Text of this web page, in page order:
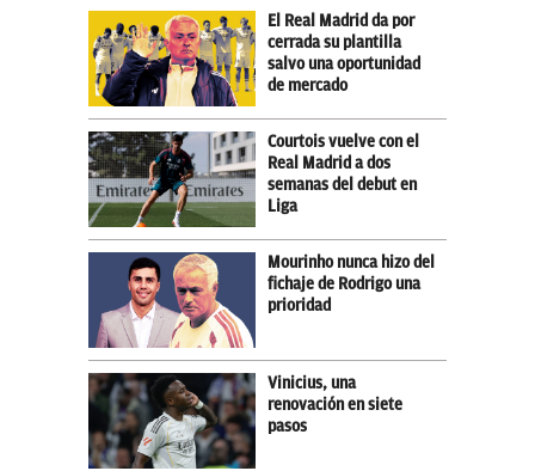
El Real Madrid da por
cerrada su plantilla
salvo una oportunidad
de mercado
Courtois vuelve con el
Real Madrid a dos
semanas del debut en
Liga
Mourinho nunca hizo del
fichaje de Rodrigo una
prioridad
Vinicius, una
renovación en siete
pasos